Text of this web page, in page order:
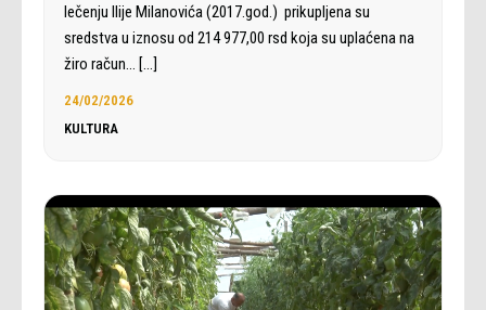
lečenju Ilije Milanovića (2017.god.) prikupljena su
sredstva u iznosu od 214 977,00 rsd koja su uplaćena na
žiro račun…
[…]
24/02/2026
KULTURA